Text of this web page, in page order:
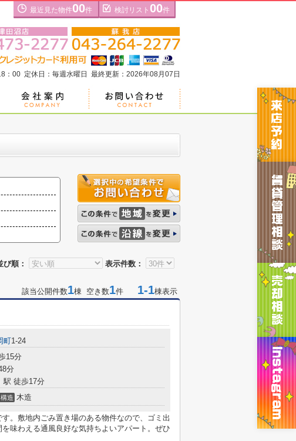
最近見た物件00件 検討リスト 00件
：00 定休日：毎週水曜日 最終更新：2026年08月07日
び順： 表示件数：
該当公開件数1棟 空き数1件 1-1棟表示
町1-24
15分
分
駅 徒歩17分
構造 木造
。敷地内ごみ置き場のある物件なので、ゴミ出
味わえる通風良好な気持ちよいアパート。ぜひ